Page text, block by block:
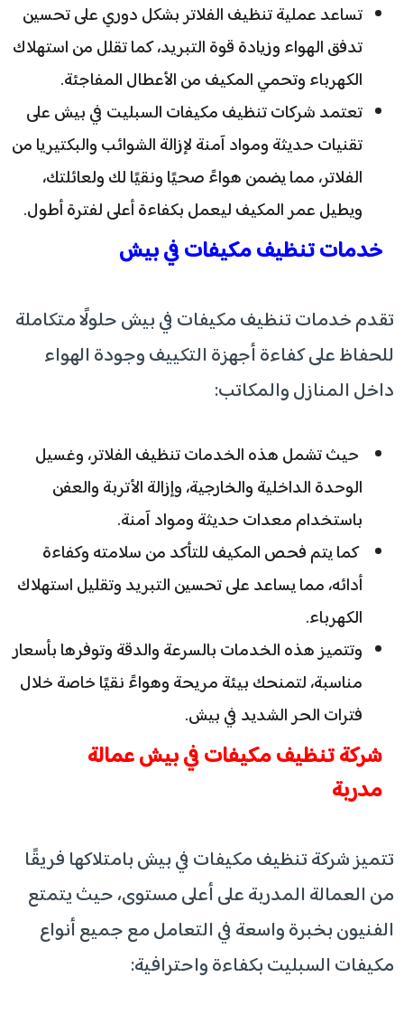
تساعد عملية تنظيف الفلاتر بشكل دوري على تحسين
تدفق الهواء وزيادة قوة التبريد، كما تقلل من استهلاك
الكهرباء وتحمي المكيف من الأعطال المفاجئة.
تعتمد شركات تنظيف مكيفات السبليت في بيش على
تقنيات حديثة ومواد آمنة لإزالة الشوائب والبكتيريا من
الفلاتر، مما يضمن هواءً صحيًا ونقيًا لك ولعائلتك،
ويطيل عمر المكيف ليعمل بكفاءة أعلى لفترة أطول.
خدمات تنظيف مكيفات في بيش
تقدم خدمات تنظيف مكيفات في بيش حلولًا متكاملة
للحفاظ على كفاءة أجهزة التكييف وجودة الهواء
داخل المنازل والمكاتب:
حيث تشمل هذه الخدمات تنظيف الفلاتر، وغسيل
الوحدة الداخلية والخارجية، وإزالة الأتربة والعفن
باستخدام معدات حديثة ومواد آمنة.
كما يتم فحص المكيف للتأكد من سلامته وكفاءة
أدائه، مما يساعد على تحسين التبريد وتقليل استهلاك
الكهرباء.
وتتميز هذه الخدمات بالسرعة والدقة وتوفرها بأسعار
مناسبة، لتمنحك بيئة مريحة وهواءً نقيًا خاصة خلال
فترات الحر الشديد في بيش.
شركة تنظيف مكيفات في بيش عمالة
مدربة
تتميز شركة تنظيف مكيفات في بيش بامتلاكها فريقًا
من العمالة المدربة على أعلى مستوى، حيث يتمتع
الفنيون بخبرة واسعة في التعامل مع جميع أنواع
مكيفات السبليت بكفاءة واحترافية: